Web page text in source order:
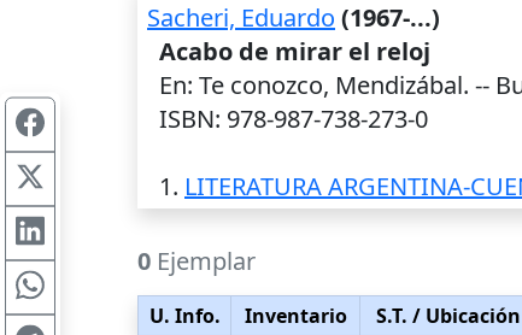
Sacheri, Eduardo (1967-...)
Acabo de mirar el reloj
En: Te conozco, Mendizábal. --
ISBN: 978-987-738-273-0
1. LITERATURA ARGENTINA-
0 Ejemplar
U. Info. Inventario S.T. / Ubicación